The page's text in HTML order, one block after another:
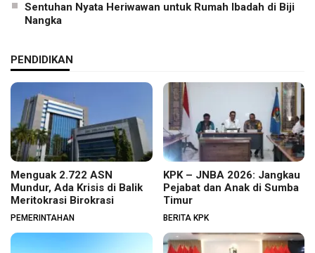
Sentuhan Nyata Heriwawan untuk Rumah Ibadah di Biji
Nangka
PENDIDIKAN
Menguak 2.722 ASN
Mundur, Ada Krisis di Balik
Meritokrasi Birokrasi
PEMERINTAHAN
KPK – JNBA 2026: Jangkau
Pejabat dan Anak di Sumba
Timur
BERITA KPK